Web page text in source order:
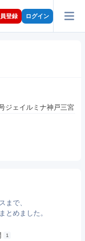
登録 ログイン
ジェイルミナ神戸三宮
まで、
とめました。
1